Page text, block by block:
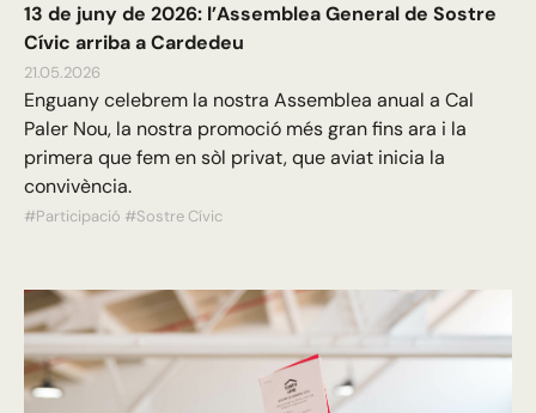
13 de juny de 2026: l’Assemblea General de Sostre
Cívic arriba a Cardedeu
21.05.2026
Enguany celebrem la nostra Assemblea anual a Cal
Paler Nou, la nostra promoció més gran fins ara i la
primera que fem en sòl privat, que aviat inicia la
convivència.
#Participació #Sostre Cívic